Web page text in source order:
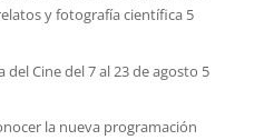
y fotografía científica 5
del Cine del 7 al 23 de agosto 5
la nueva programación